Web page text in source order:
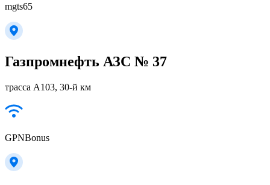
mgts65
Газпромнефть АЗС № 37
трасса А103, 30-й км
GPNBonus